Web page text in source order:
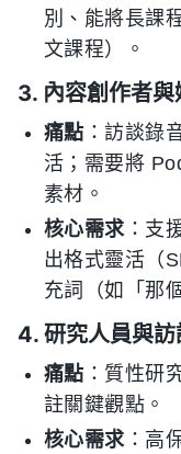
別、能將長課
文課程）。
3. 內容創作者
痛點 ：訪談錄
活；需要將
素材。
核心需求：支
出格式靈活（
充詞（如「那
4. 研究人員與訪
痛點 ：質性研
註關鍵觀點。
核心需求：高